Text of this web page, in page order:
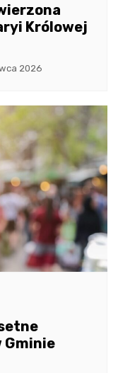
Królowej
2026
Gminie